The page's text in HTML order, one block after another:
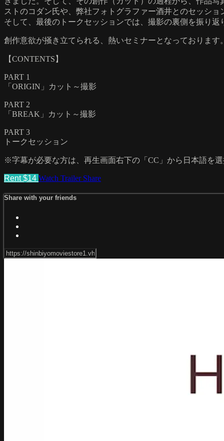
ストのコダン氏や、弊社フォトグラファー酒井とのセッシ
そして、最後のトークセッションでは、撮影の裏側を振り
創作意欲が掻き立てられる、熱いセミナーとなっております
【CONTENTS】
PART 1
「ORIGIN」カット～撮影
PART 2
「BREAK」カット～撮影
PART 3
トークセッション
※字幕が必要な方は、再生画面右下の「CC」から日本語を
Rent $14 Watch Trailer Share
Share with your friends